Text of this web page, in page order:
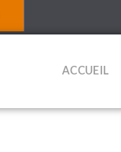
ACCUEIL